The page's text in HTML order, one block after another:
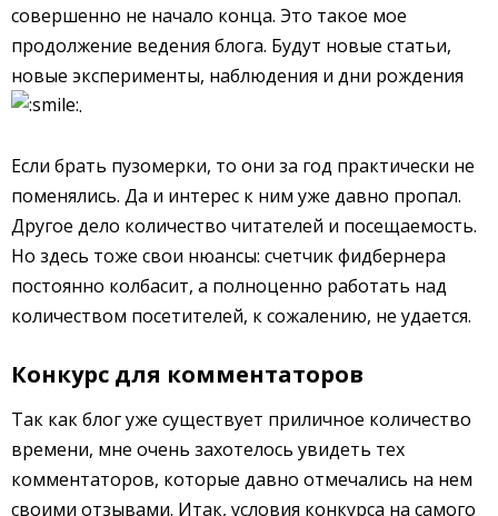
совершенно не начало конца. Это такое мое
продолжение ведения блога. Будут новые статьи,
новые эксперименты, наблюдения и дни рождения
.
Если брать пузомерки, то они за год практически не
поменялись. Да и интерес к ним уже давно пропал.
Другое дело количество читателей и посещаемость.
Но здесь тоже свои нюансы: счетчик фидбернера
постоянно колбасит, а полноценно работать над
количеством посетителей, к сожалению, не удается.
Конкурс для комментаторов
Так как блог уже существует приличное количество
времени, мне очень захотелось увидеть тех
комментаторов, которые давно отмечались на нем
своими отзывами. Итак, условия конкурса на самого